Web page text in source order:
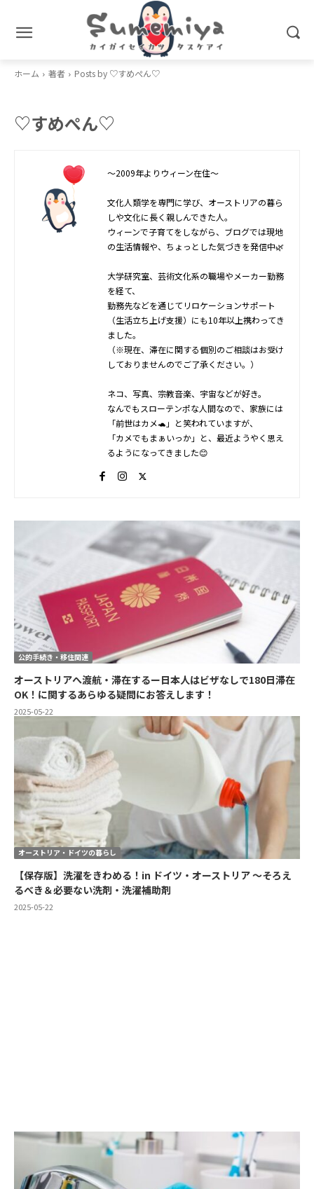
ホーム 著者 Posts by ♡すめぺん♡
♡すめぺん♡
～2009年よりウィーン在住～
文化人類学を専門に学び、オーストリアの暮ら
しや文化に長く親しんできた人。
ウィーンで子育てをしながら、ブログでは現地
の生活情報や、ちょっとした気づきを発信中🌿
大学研究室、芸術文化系の職場やメーカー勤務
を経て、
勤務先などを通じてリロケーションサポート
（生活立ち上げ支援）にも10年以上携わってき
ました。
（※現在、滞在に関する個別のご相談はお受け
しておりませんのでご了承ください。）
ネコ、写真、宗教音楽、宇宙などが好き。
なんでもスローテンポな人間なので、家族には
「前世はカメ🐢」と笑われていますが、
「カメでもまぁいっか」と、最近ようやく思え
るようになってきました😊
公的手続き・移住関連
オーストリアへ渡航・滞在するー日本人はビザなしで180日滞在
OK！に関するあらゆる疑問にお答えします！
2025-05-22
オーストリア・ドイツの暮らし
【保存版】洗濯をきわめる！in ドイツ・オーストリア ～そろえ
るべき＆必要ない洗剤・洗濯補助剤
2025-05-22